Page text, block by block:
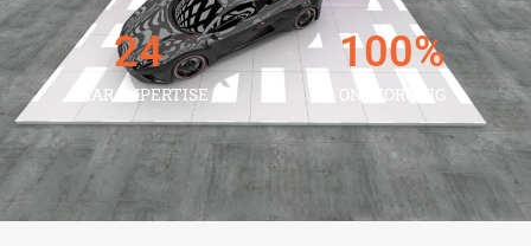
JAAR EXPERTISE
24
ONTZORGING
100%